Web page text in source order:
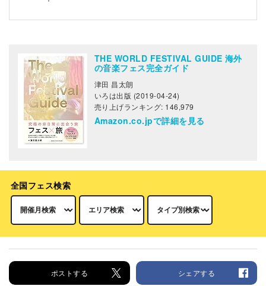
THE WORLD FESTIVAL GUIDE 海外
の音楽フェス完全ガイド
津田 昌太朗
いろは出版 (2019-04-24)
売り上げランキング: 146,979
Amazon.co.jpで詳細を見る
全国フェス検索
ポストする シェアする